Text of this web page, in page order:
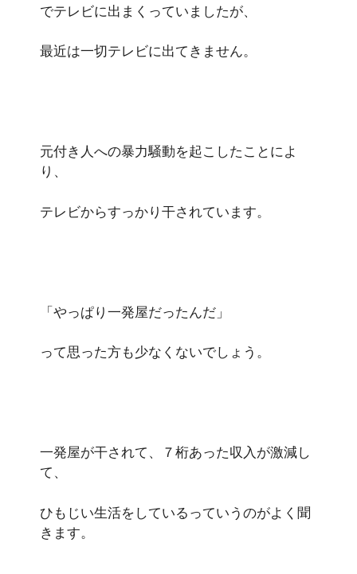
でテレビに出まくっていましたが、
最近は一切テレビに出てきません。
元付き人への暴力騒動を起こしたことによ
り、
テレビからすっかり干されています。
「やっぱり一発屋だったんだ」
って思った方も少なくないでしょう。
一発屋が干されて、７桁あった収入が激減し
て、
ひもじい生活をしているっていうのがよく聞
きます。